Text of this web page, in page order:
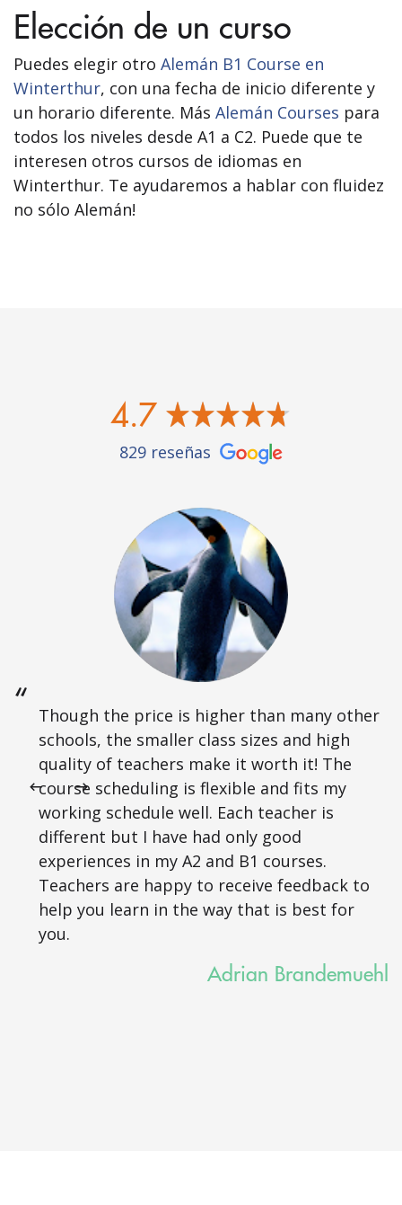
Elección de un curso
Puedes elegir otro Alemán B1 Course en
Winterthur, con una fecha de inicio diferente y
un horario diferente. Más Alemán Courses para
todos los niveles desde A1 a C2. Puede que te
interesen otros cursos de idiomas en
Winterthur. Te ayudaremos a hablar con fluidez
no sólo Alemán!
4.7
829 reseñas
Though the price is higher than many other
schools, the smaller class sizes and high
quality of teachers make it worth it! The
course scheduling is flexible and fits my
working schedule well. Each teacher is
different but I have had only good
experiences in my A2 and B1 courses.
Teachers are happy to receive feedback to
help you learn in the way that is best for
you.
Adrian Brandemuehl